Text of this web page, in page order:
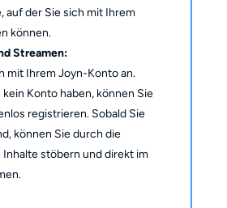
auf der Sie sich mit Ihrem
können.
Streamen:
mit Ihrem Joyn-Konto an.
Konto haben, können Sie
registrieren. Sobald Sie
können Sie durch die
stöbern und direkt im